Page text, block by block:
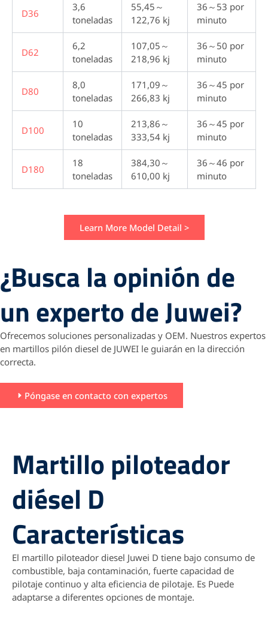
D36
3,6
toneladas
55,45～
122,76 kj
36～53 por
minuto
D62
6,2
toneladas
107,05～
218,96 kj
36～50 por
minuto
D80
8,0
toneladas
171,09～
266,83 kj
36～45 por
minuto
D100
10
toneladas
213,86～
333,54 kj
36～45 por
minuto
D180
18
toneladas
384,30～
610,00 kj
36～46 por
minuto
Learn More Model Detail >
¿Busca la opinión de
un experto de Juwei?
Ofrecemos soluciones personalizadas y OEM. Nuestros expertos
en martillos pilón diesel de JUWEI le guiarán en la dirección
correcta.
Póngase en contacto con expertos
Martillo piloteador
diésel D
Características
El martillo piloteador diesel Juwei D tiene bajo consumo de
combustible, baja contaminación, fuerte capacidad de
pilotaje continuo y alta eficiencia de pilotaje. Es Puede
adaptarse a diferentes opciones de montaje.